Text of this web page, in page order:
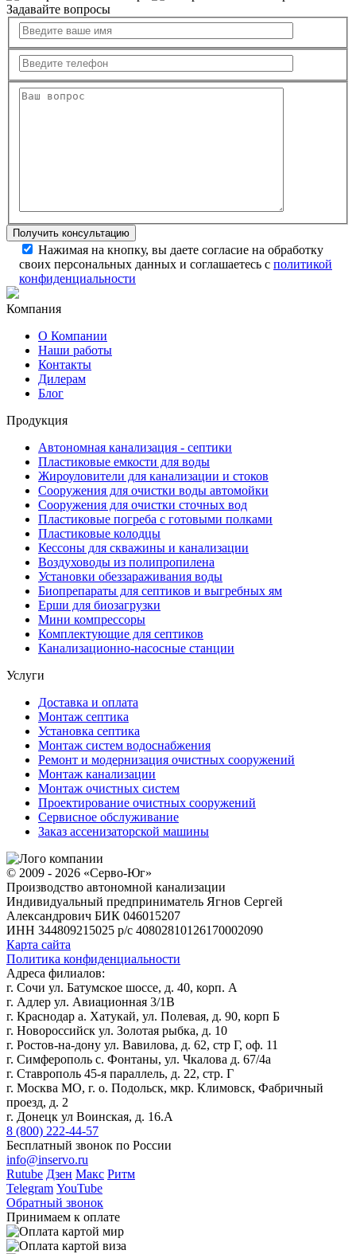
Задавайте вопросы
Нажимая на кнопку, вы даете согласие на обработку
своих персональных данных и соглашаетесь с политикой
конфиденциальности
Компания
О Компании
Наши работы
Контакты
Дилерам
Блог
Продукция
Автономная канализация - септики
Пластиковые емкости для воды
Жироуловители для канализации и стоков
Сооружения для очистки воды автомойки
Сооружения для очистки сточных вод
Пластиковые погреба с готовыми полками
Пластиковые колодцы
Кессоны для скважины и канализации
Воздуховоды из полипропилена
Установки обеззараживания воды
Биопрепараты для септиков и выгребных ям
Ерши для биозагрузки
Мини компрессоры
Комплектующие для септиков
Канализационно-насосные станции
Услуги
Доставка и оплата
Монтаж септика
Установка септика
Монтаж систем водоснабжения
Ремонт и модернизация очистных сооружений
Монтаж канализации
Монтаж очистных систем
Проектирование очистных сооружений
Сервисное обслуживание
Заказ ассенизаторской машины
© 2009 - 2026 «Серво-Юг»
Производство автономной канализации
Индивидуальный предприниматель Ягнов Сергей
Александрович БИК 046015207
ИНН 344809215025 р/с 40802810126170002090
Карта сайта
Политика конфиденциальности
Адреса филиалов:
г. Сочи ул. Батумское шоссе, д. 40, корп. А
г. Адлер ул. Авиационная 3/1В
г. Краснодар а. Хатукай, ул. Полевая, д. 90, корп Б
г. Новороссийск ул. Золотая рыбка, д. 10
г. Ростов-на-дону ул. Вавилова, д. 62, стр Г, оф. 11
г. Симферополь с. Фонтаны, ул. Чкалова д. 67/4а
г. Ставрополь 45-я параллель, д. 22, стр. Г
г. Москва МО, г. о. Подольск, мкр. Климовск, Фабричный
проезд, д. 2
г. Донецк ул Воинская, д. 16.А
8 (800) 222-44-57
Бесплатный звонок по России
info@inservo.ru
Rutube Дзен Макс Ритм
Telegram YouTube
Обратный звонок
Принимаем к оплате